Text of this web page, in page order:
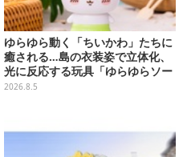
ゆらゆら動く「ちいかわ」たちに
癒される…島の衣装姿で立体化、
光に反応する玩具「ゆらゆらソー
ラー」全8種が全国アミューズメ
2026.8.5